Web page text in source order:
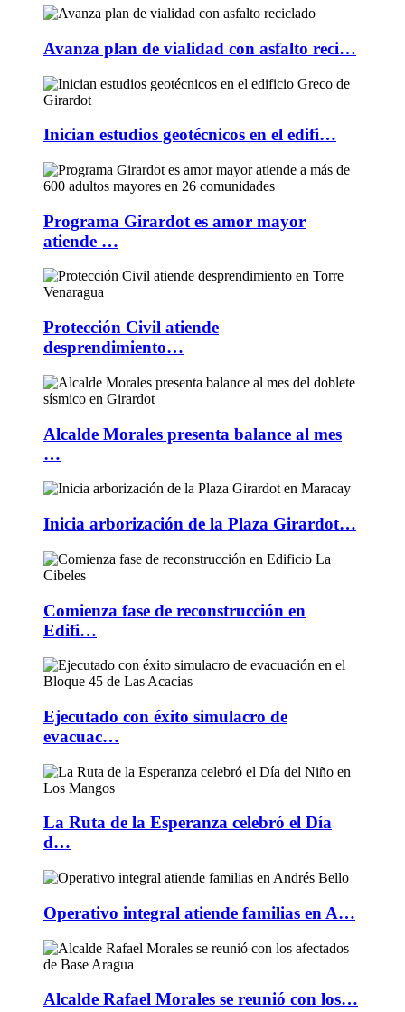
Avanza plan de vialidad con asfalto reci…
Inician estudios geotécnicos en el edifi…
Programa Girardot es amor mayor
atiende …
Protección Civil atiende
desprendimiento…
Alcalde Morales presenta balance al mes
…
Inicia arborización de la Plaza Girardot…
Comienza fase de reconstrucción en
Edifi…
Ejecutado con éxito simulacro de
evacuac…
La Ruta de la Esperanza celebró el Día
d…
Operativo integral atiende familias en A…
Alcalde Rafael Morales se reunió con los…